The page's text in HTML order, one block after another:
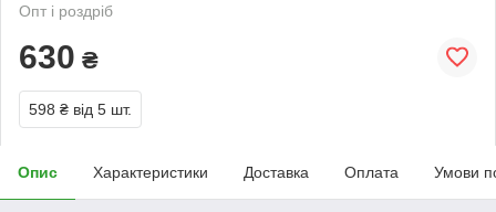
Опт і роздріб
630 ₴
598 ₴ від 5 шт.
Опис Характеристики Доставка Оплата Умови